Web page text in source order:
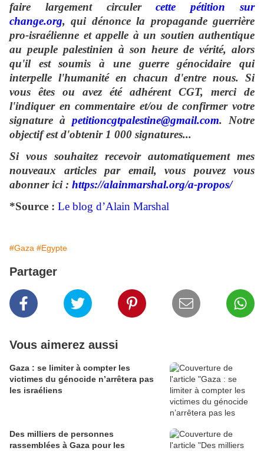
faire largement circulercette pétition sur
change.org, qui dénonce la propagande guerrière
pro-israélienne et appelle à un soutien authentique
au peuple palestinien à son heure de vérité, alors
qu'il est soumis à une guerre génocidaire qui
interpelle l'humanité en chacun d'entre nous. Si
vous êtes ou avez été adhérent CGT, merci de
l'indiquer en commentaire et/ou de confirmer votre
signature à petitioncgtpalestine@gmail.com. Notre
objectif est d'obtenir 1 000 signatures...
Si vous souhaitez recevoir automatiquement mes
nouveaux articles par email, vous pouvez vous
abonner ici : https://alainmarshal.org/a-propos/
*Source : Le blog d’Alain Marshal
#Gaza #Egypte
Partager
Vous aimerez aussi
Gaza : se limiter à compter les
victimes du génocide n’arrêtera pas
les israéliens
Des milliers de personnes
rassemblées à Gaza pour les